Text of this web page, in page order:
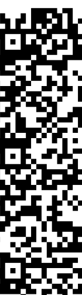
賽」
勵學
名，
請